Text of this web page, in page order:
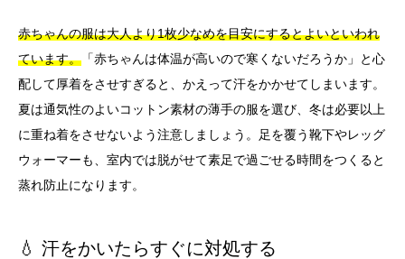
赤ちゃんの服は大人より1枚少なめを目安にするとよいといわれ
ています。 「赤ちゃんは体温が高いので寒くないだろうか」と心
配して厚着をさせすぎると、かえって汗をかかせてしまいます。
夏は通気性のよいコットン素材の薄手の服を選び、冬は必要以上
に重ね着をさせないよう注意しましょう。足を覆う靴下やレッグ
ウォーマーも、室内では脱がせて素足で過ごせる時間をつくると
蒸れ防止になります。
💧 汗をかいたらすぐに対処する